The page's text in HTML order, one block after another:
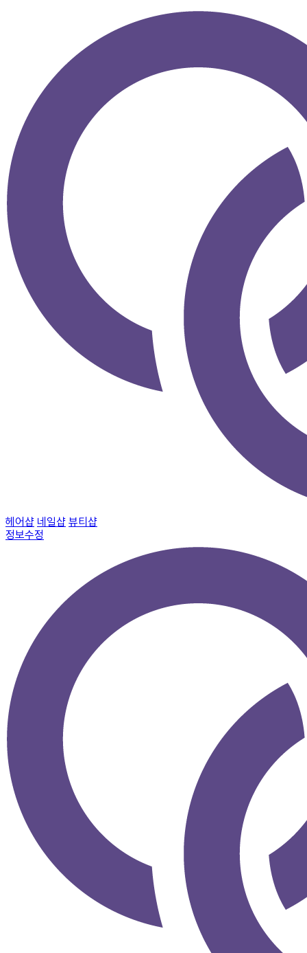
헤어샵 네일샵 뷰티샵
정보수정